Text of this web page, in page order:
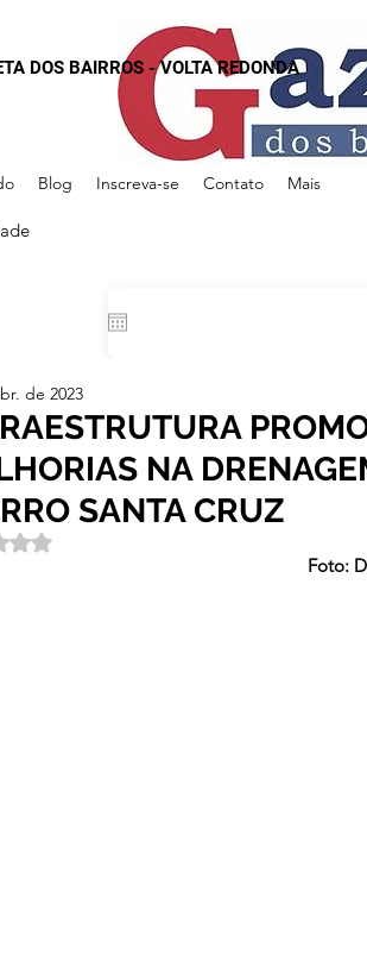
DOS BAIRROS - VOLTA REDONDA
Blog Inscreva-se Contato Mais
NA
SANTA CRUZ
de 2023
Avaliado com NaN de 5 estrelas.
Foto: